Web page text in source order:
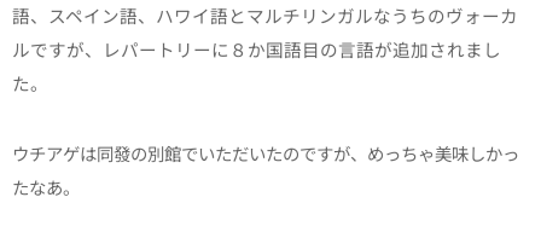
語、スペイン語、ハワイ語とマルチリンガルなうちのヴォーカ
ルですが、レパートリーに８か国語目の言語が追加されまし
た。
ウチアゲは同發の別館でいただいたのですが、めっちゃ美味しかっ
たなあ。